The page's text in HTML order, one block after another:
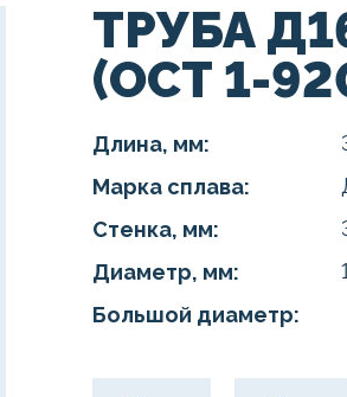
ТРУБА
(ОСТ 1-
Длина, мм:
Марка сплава:
Стенка, мм:
Диаметр, мм:
Большой диаметр: